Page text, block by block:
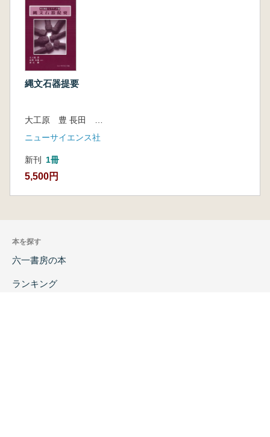
縄文石器提要
ニューサイエンス社
新刊 1冊
5,500円
本を探す
六一書房の本
ランキング